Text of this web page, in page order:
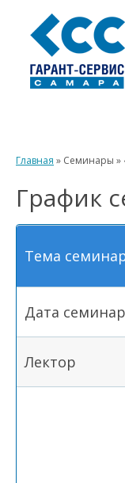
Главная » Семинары »
График
Тема
Дата
Лектор